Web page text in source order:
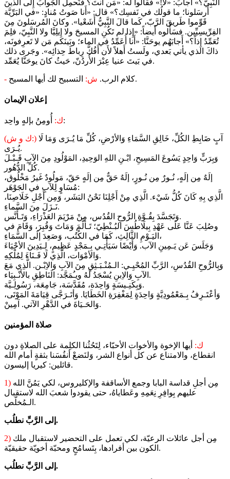
النَّبِيّ؟» أَجابَ: «لا!» فقالوا له: «مَن أَنتَ؟ فنَحمِلَ الجَوابَ إِلى الَّذينَ
أَرسَلونا؛ ما قولُك في نَفسِك؟» قال: «أَنا صَوتُ مُنادٍ: «في البَرِّيَّة
قَوِّموا طَريقَ الرَّبّ، كَما قالَ النَّبِيُّ أَشَعْيا». وكانَ المُرسَلونَ مِنَ
الفِرِّيسِيِّين. فسَأَلوه أَيضاً: «إِذا لم تَكُنِ المسيحَ ولا إِيلِيَّا ولا النَّبِيّ، فلِمَ
تُعَمِّدُ إِذاً؟» أَجابَهُم يوحَنَّا: «أَنا أُعَمِّدُ في الماء؛ وبَينَكم مَن لا تَعرِفونَه،
ذاكَ الذي يأتي بَعدي، ولَستُ أَهلاً لأَن أَفُكَّ رِباطَ حِذائِه». وجَرى ذلك
في بَيتَ عنيا عِبْرَ الأُردُنّ، حَيثُ كانَ يوحَنَّا يُعَمِّد.
- كلام الرب. ش: التسبيح لك أيها المسيح.
إعلان الإيمان
ك:أُومِنُ بإلهٍ واحِد:
(ك و ش:) آبٍ ضَابِطِ الكُلِّ، خَالِقِ السَّمَاءِ وَالأرْضِ، كُلِّ مَا يُـرَى وَمَا لَا
يُـرَى.
وَبِرَبٍّ وَاحِدٍ يَسُوعَ المَسِيحِ، ابْـنِ اللهِ الوَحِيدِ، المَوْلُودِ مِنَ الآبِ قَـبْـلَ
كُلِّ الدُّهُور.
إلَهٌ مِن إلَهٍ، نُـورٌ مِن نُـورٍ، إلَهٌ حَقٌّ مِن إلَهٍ حَقّ، مَولُودٌ غَيرُ مَخْلُوق،
مُسَاوٍ لِلآبِ في الجَوْهَر:
الَّذِي بِهِ كَانَ كُلُّ شَيْء. الَّذِي مِنْ أَجْلِنَا نَحْنُ البَشَر، وَمِن أَجْلِ خَلَاصِنَا،
نَـزَلَ مِنَ السَّماءِ.
وَتَجَسَّدَ بِقُـوَّةِ الرُّوحِ القُدُس، مِنْ مَرْيَمَ العَذْرَاءِ، وَتَـأَنَّس.
وصُلِبَ عَنَّا عَلَى عَهْدِ بِيلَاطُسَ البُـنْطِيّ؛ تَـألَّمَ وَمَاتَ وَقُبِرَ، وَقَامَ في
اليَـوْمِ الثَّالِثِ، كَمَا في الكُتُب، وَصَعِدَ إلَى السَّمَاءِ،
وَجَلَسَ عَن يَـمِينِ الآب. وَأَيْضًا سَيَأْتِـي بِـمَجْدٍ عَظِيمٍ، لِـيَدِينَ الأحْيَاءَ
وَالأمْوَات، الَّذِي لَا فَـنَاءَ لِمُلْكِهِ.
وَبِالرُّوحِ القُدُسِ، الرَّبِّ المُحْيِـي: الـمُنْـبَـثِقِ مِنَ الآبِ وَالاِبْـن. الَّذِي مَعَ
الآبِ وَالاِبنِ يُسْجَدُ لَهُ ويـُمَجَّد: الَنَاطِقِ بالأَنْـبِيَاء.
وَبِكَنِـيسَةٍ وَاحِدَة، مُقَدَّسَة، جَامِعَة، رَسُولِـيَّة.
وَأعْتَـرِفُ بِـمَعْمُودِيَّةٍ وَاحِدَةٍ لِمَغْفِرَةِ الخَطَايَا. وَأتَـرَجَّى قِيَامَةَ المَوْتَى،
وَالحَـيَاةَ في الدَّهْرِ الآتي. آمِينْ.
صلاة المؤمنين
ك: أيها الإخوة والأخوات الأحبّاء، لِتَحُثُنا الكلِمة على الصلاةِ دون
انقطاع، والامتناع عن كل أنواع الشر، وَلنَضعْ أنفُسَنا بثقةٍ أمام الله
قائلين: كيريا إليسون.
1)
عليهم بِوافِرِ نِعَمِهِ وعَطاياهُ، حتى يقودوا شعبَ الله لاستقبال
الـمُخلّص.
إلى الرَّبِّ نطلُب.
2)
الكون بين أفرادها، بِتَسامُحٍ ومحبّة أخويّة حقيقيّة.
إلى الرَّبِّ نطلُب.